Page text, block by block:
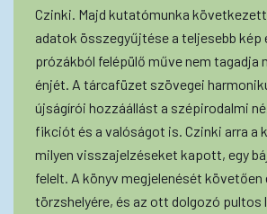
Czinki. Majd kutatómunka
adatok összegyűjtése a teljesebb kép
prózákból felépülő műve nem tagadja
énjét. A tárcafüzet szövegei
újságírói hozzáállást a szépirodalmi
fikciót és a valóságot is. Czinki arra a
milyen visszajelzéseket kapott, egy
felelt. A könyv megjelenését követően
törzshelyére, és az ott dolgozó pultos